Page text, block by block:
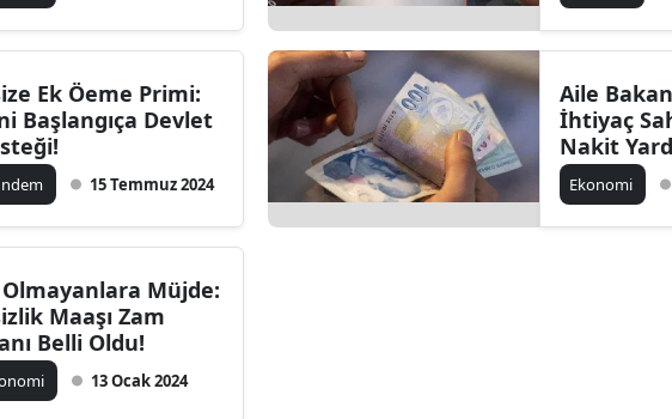
Bolu
Burdur
Çanakkale
Çankırı
Ek Öeme Primi:
Başlangıça Devlet
15 Temmuz 2024
Aile
İhtiyaç
Nakit
Desteğe
Ekonomi
Müjde:
Maaşı Zam
Belli Oldu!
13 Ocak 2024